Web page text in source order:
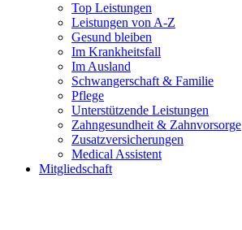
Top Leistungen
Leistungen von A-Z
Gesund bleiben
Im Krankheitsfall
Im Ausland
Schwangerschaft & Familie
Pflege
Unterstützende Leistungen
Zahngesundheit & Zahnvorsorge
Zusatzversicherungen
Medical Assistent
Mitgliedschaft